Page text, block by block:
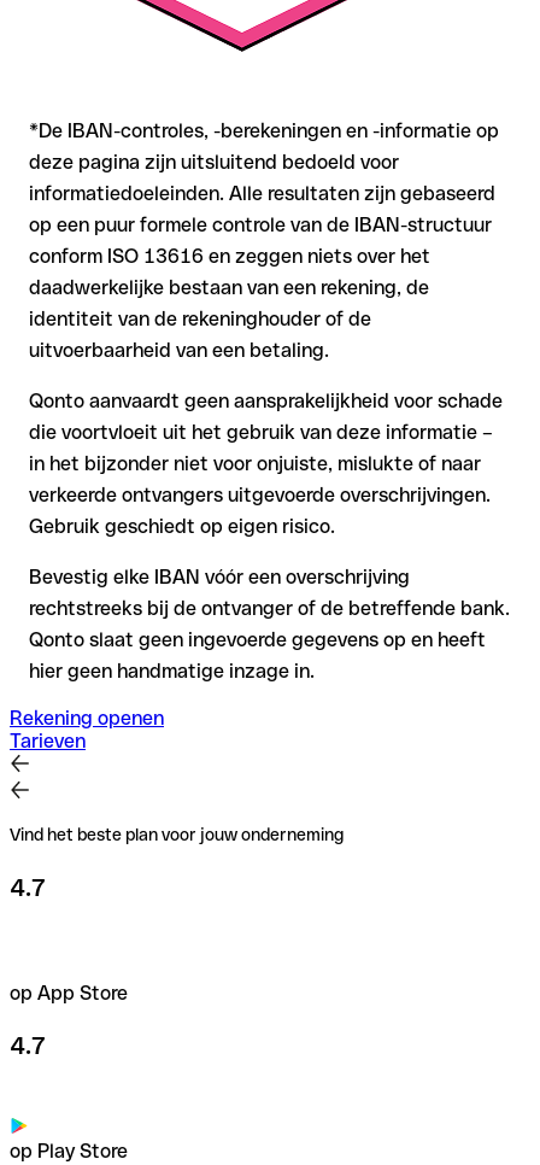
*De IBAN-controles, -berekeningen en -informatie op
deze pagina zijn uitsluitend bedoeld voor
informatiedoeleinden. Alle resultaten zijn gebaseerd
op een puur formele controle van de IBAN-structuur
conform ISO 13616 en zeggen niets over het
daadwerkelijke bestaan van een rekening, de
identiteit van de rekeninghouder of de
uitvoerbaarheid van een betaling.
Qonto aanvaardt geen aansprakelijkheid voor schade
die voortvloeit uit het gebruik van deze informatie –
in het bijzonder niet voor onjuiste, mislukte of naar
verkeerde ontvangers uitgevoerde overschrijvingen.
Gebruik geschiedt op eigen risico.
Bevestig elke IBAN vóór een overschrijving
rechtstreeks bij de ontvanger of de betreffende bank.
Qonto slaat geen ingevoerde gegevens op en heeft
hier geen handmatige inzage in.
Rekening openen
Tarieven
Vind het beste plan voor jouw onderneming
4.7
op App Store
4.7
op Play Store